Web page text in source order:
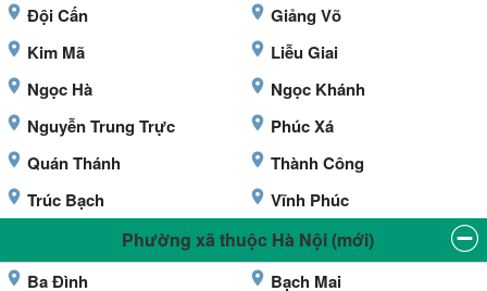
Đội Cấn
Giảng Võ
Kim Mã
Liễu Giai
Ngọc Hà
Ngọc Khánh
Nguyễn Trung Trực
Phúc Xá
Quán Thánh
Thành Công
Trúc Bạch
Vĩnh Phúc
Phường xã thuộc Hà Nội (mới)
Ba Đình Bạch Mai